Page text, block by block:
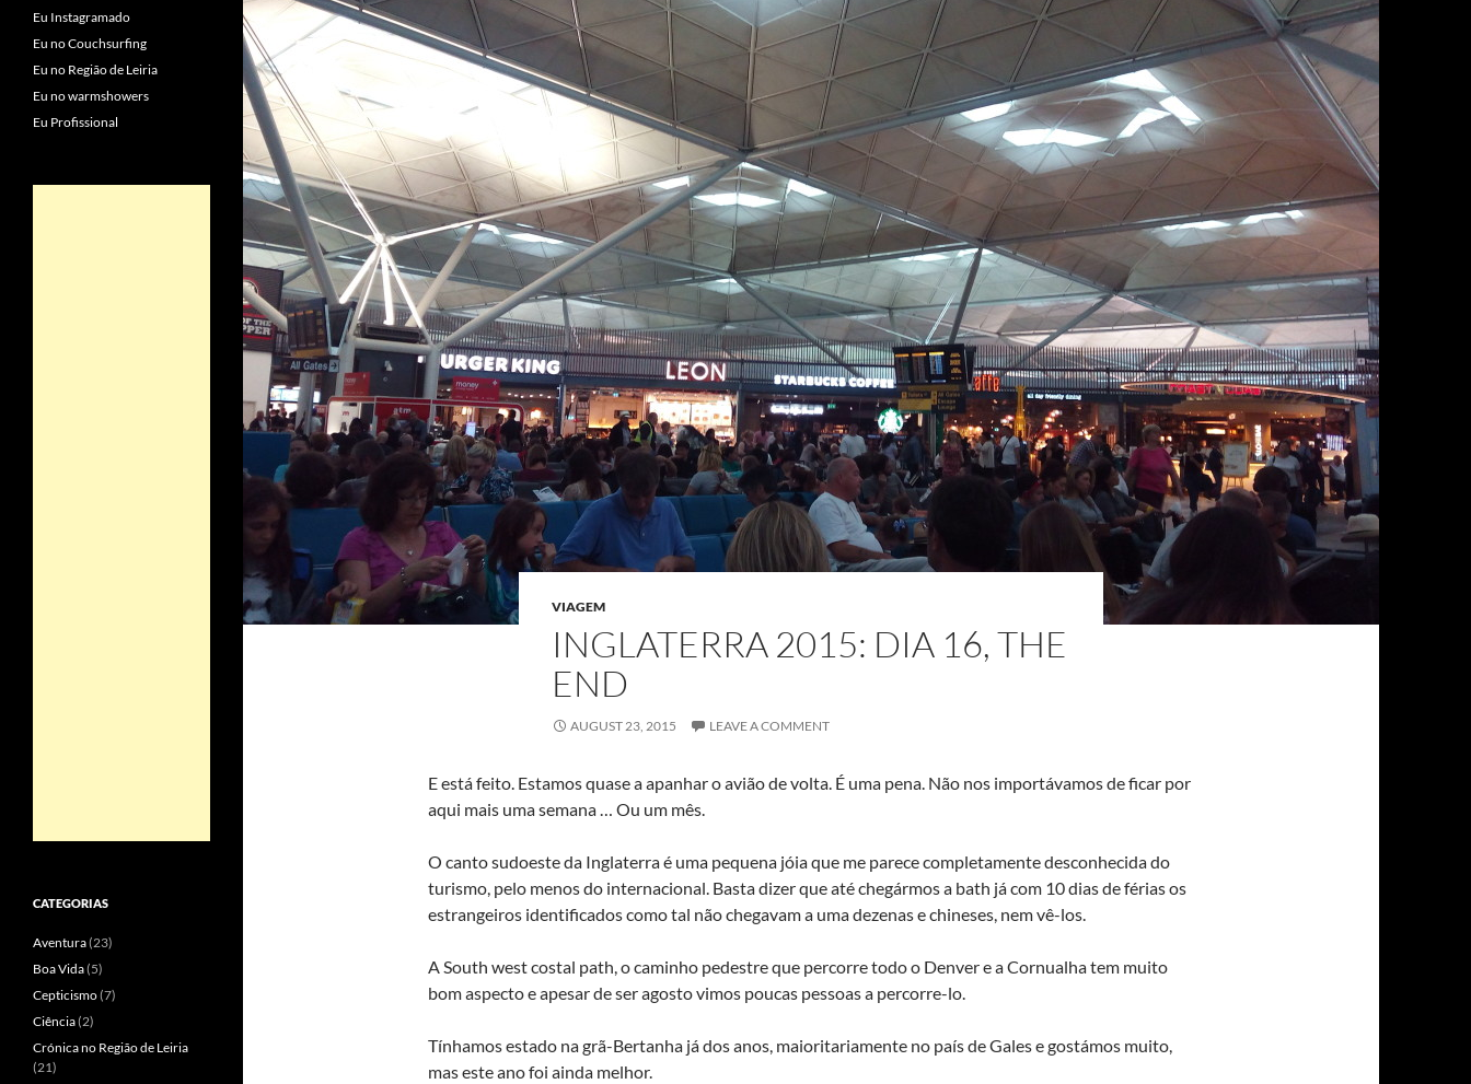
VIAGEM
INGLATERRA 2015: DIA 16, THE
END
AUGUST 23, 2015 LEAVE A COMMENT
E está feito. Estamos quase a apanhar o avião de volta. É uma pena. Não nos importávamos de ficar por
aqui mais uma semana … Ou um mês.
O canto sudoeste da Inglaterra é uma pequena jóia que me parece completamente desconhecida do
turismo, pelo menos do internacional. Basta dizer que até chegármos a bath já com 10 dias de férias os
estrangeiros identificados como tal não chegavam a uma dezenas e chineses, nem vê-los.
A South west costal path, o caminho pedestre que percorre todo o Denver e a Cornualha tem muito
bom aspecto e apesar de ser agosto vimos poucas pessoas a percorre-lo.
Tínhamos estado na grã-Bertanha já dos anos, maioritariamente no país de Gales e gostámos muito,
mas este ano foi ainda melhor.
Eu Instagramado
Eu no Couchsurfing
Eu no Região de Leiria
Eu no warmshowers
Eu Profissional
CATEGORIAS
Aventura(23)
Boa Vida(5)
Cepticismo(7)
Ciência(2)
Crónica no Região de Leiria
(21)